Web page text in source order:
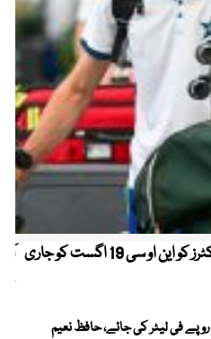
کیریبین پریمیئر لیگ ، قومی کرکٹرز کو این او سی 19 اگست کو جاری
پیٹرول کی قیمت 228 روپے فی لیٹر کی جائے، حافظ نعیم